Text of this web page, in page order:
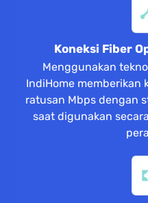
Koneksi Fiber
Menggunakan
IndiHome
ratusan Mbps dengan
saat digunakan